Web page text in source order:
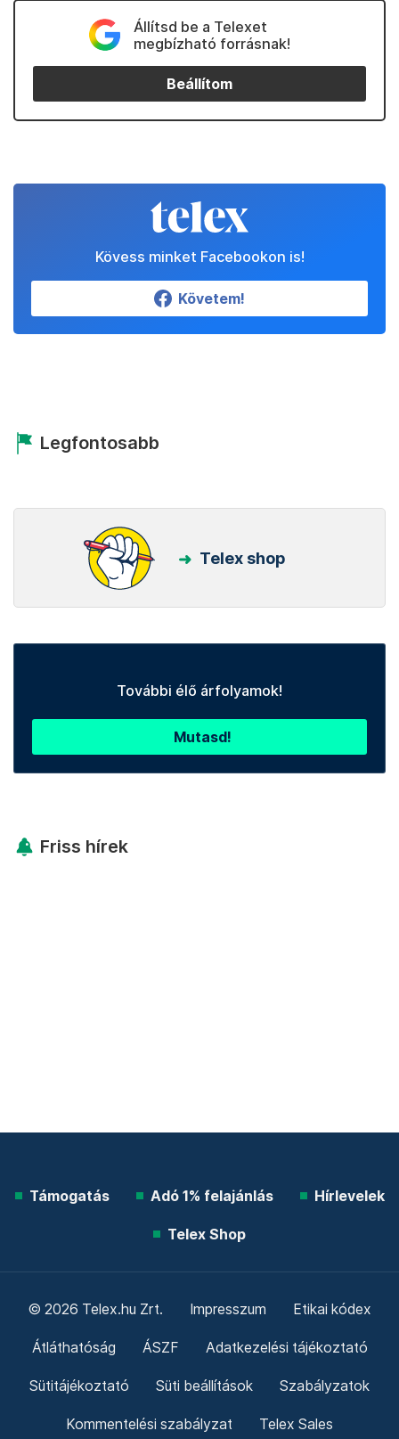
Állítsd be a Telexet
megbízható forrásnak!
Beállítom
Kövess minket Facebookon is!
Követem!
Legfontosabb
Telex shop
További élő árfolyamok!
Mutasd!
Friss hírek
Támogatás Adó 1% felajánlás Hírlevelek
Telex Shop
© 2026 Telex.hu Zrt. Impresszum Etikai kódex
Átláthatóság ÁSZF Adatkezelési tájékoztató
Sütitájékoztató Süti beállítások Szabályzatok
Kommentelési szabályzat Telex Sales